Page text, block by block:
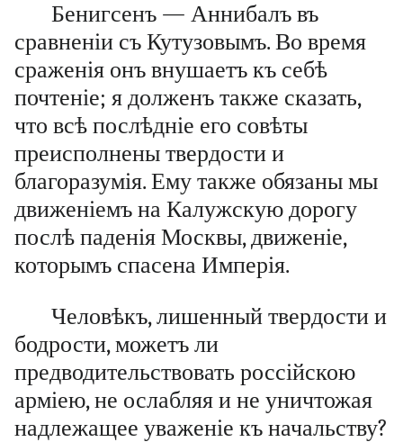
Бенигсенъ — Аннибалъ въ
сравненіи съ Кутузовымъ. Во время
сраженія онъ внушаетъ къ себѣ
почтеніе; я долженъ также сказать,
что всѣ послѣдніе его совѣты
преисполнены твердости и
благоразумія. Ему также обязаны мы
движеніемъ на Калужскую дорогу
послѣ паденія Москвы, движеніе,
которымъ спасена Имперія.
Человѣкъ, лишенный твердости и
бодрости, можетъ ли
предводительствовать россійскою
арміею, не ослабляя и не уничтожая
надлежащее уваженіе къ начальству?